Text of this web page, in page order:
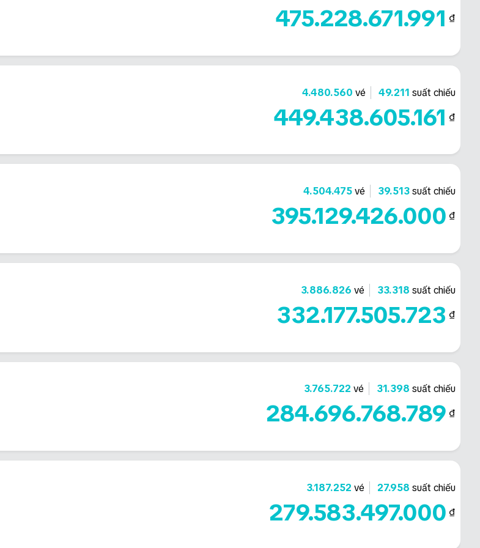
475.228.671.991 ₫
4.480.560 vé 49.211 suất chiếu
449.438.605.161 ₫
4.504.475vé 39.513suất chiếu
395.129.426.000 ₫
3.886.826 vé 33.318 suất chiếu
332.177.505.723 ₫
3.765.722 vé 31.398 suất chiếu
284.696.768.789 ₫
3.187.252 vé 27.958 suất chiếu
279.583.497.000 ₫